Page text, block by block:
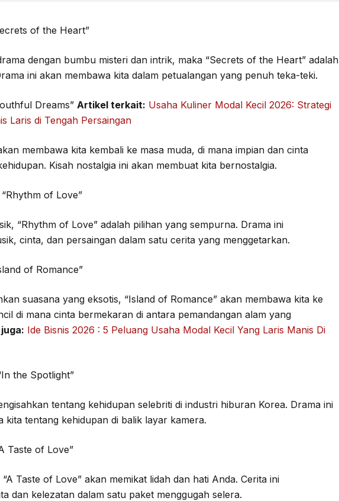
of the Heart”
dengan bumbu misteri dan intrik, maka “Secrets of the Heart” adalah
ini akan membawa kita dalam petualangan yang penuh teka-teki.
Dreams” Artikel terkait: Usaha Kuliner Modal Kecil 2026: Strategi
Laris di Tengah Persaingan
membawa kita kembali ke masa muda, di mana impian dan cinta
Kisah nostalgia ini akan membuat kita bernostalgia.
“Rhythm of Love”
“Rhythm of Love” adalah pilihan yang sempurna. Drama ini
cinta, dan persaingan dalam satu cerita yang menggetarkan.
of Romance”
suasana yang eksotis, “Island of Romance” akan membawa kita ke
di mana cinta bermekaran di antara pemandangan alam yang
Ide Bisnis 2026 : 5 Peluang Usaha Modal Kecil Yang Laris Manis Di
the Spotlight”
tentang kehidupan selebriti di industri hiburan Korea. Drama ini
kita tentang kehidupan di balik layar kamera.
Taste of Love”
Taste of Love” akan memikat lidah dan hati Anda. Cerita ini
dan kelezatan dalam satu paket menggugah selera.